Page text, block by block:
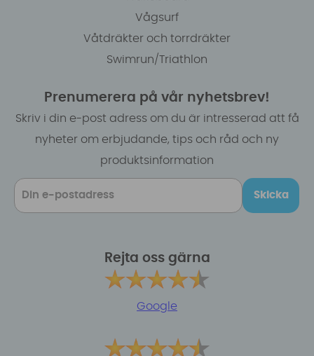
Vågsurf
Våtdräkter och torrdräkter
Swimrun/Triathlon
Prenumerera på vår nyhetsbrev!
Skriv i din e-post adress om du är intresserad att få
nyheter om erbjudande, tips och råd och ny
produktsinformation
Skicka
Rejta oss gärna
Google